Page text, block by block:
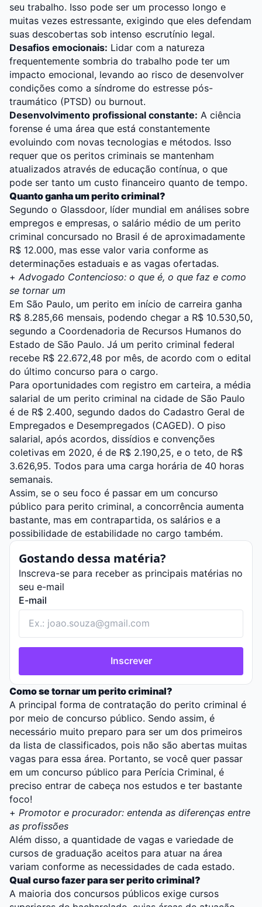
seu trabalho. Isso pode ser um processo longo e
muitas vezes estressante, exigindo que eles defendam
suas descobertas sob intenso escrutínio legal.
Desafios emocionais: Lidar com a natureza
frequentemente sombria do trabalho pode ter um
impacto emocional, levando ao risco de desenvolver
condições como a síndrome do estresse pós-
traumático (PTSD) ou burnout.
Desenvolvimento profissional constante: A ciência
forense é uma área que está constantemente
evoluindo com novas tecnologias e métodos. Isso
requer que os peritos criminais se mantenham
atualizados através de educação contínua, o que
pode ser tanto um custo financeiro quanto de tempo.
Quanto ganha um perito criminal?
Segundo o Glassdoor, líder mundial em análises sobre
empregos e empresas, o salário médio de um perito
criminal concursado no Brasil é de aproximadamente
R$ 12.000, mas esse valor varia conforme as
determinações estaduais e as vagas ofertadas.
+ Advogado Contencioso: o que é, o que faz e como
se tornar um
Em São Paulo, um perito em início de carreira ganha
R$ 8.285,66 mensais, podendo chegar a R$ 10.530,50,
segundo a Coordenadoria de Recursos Humanos do
Estado de São Paulo. Já um perito criminal federal
recebe R$ 22.672,48 por mês, de acordo com o edital
do último concurso para o cargo.
Para oportunidades com registro em carteira, a média
salarial de um perito criminal na cidade de São Paulo
é de R$ 2.400, segundo dados do Cadastro Geral de
Empregados e Desempregados (CAGED). O piso
salarial, após acordos, dissídios e convenções
coletivas em 2020, é de R$ 2.190,25, e o teto, de R$
3.626,95. Todos para uma carga horária de 40 horas
semanais.
Assim, se o seu foco é passar em um concurso
público para perito criminal, a concorrência aumenta
bastante, mas em contrapartida, os salários e a
possibilidade de estabilidade no cargo também.
Gostando dessa matéria?
Inscreva-se para receber as principais matérias no
seu e-mail
E-mail
Inscrever
Como se tornar um perito criminal?
A principal forma de contratação do perito criminal é
por meio de concurso público. Sendo assim, é
necessário muito preparo para ser um dos primeiros
da lista de classificados, pois não são abertas muitas
vagas para essa área. Portanto, se você quer passar
em um concurso público para Perícia Criminal, é
preciso entrar de cabeça nos estudos e ter bastante
foco!
+ Promotor e procurador: entenda as diferenças entre
as profissões
Além disso, a quantidade de vagas e variedade de
cursos de graduação aceitos para atuar na área
variam conforme as necessidades de cada estado.
Qual curso fazer para ser perito criminal?
A maioria dos concursos públicos exige cursos